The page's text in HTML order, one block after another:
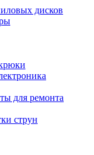
дисков
для ремонта
струн